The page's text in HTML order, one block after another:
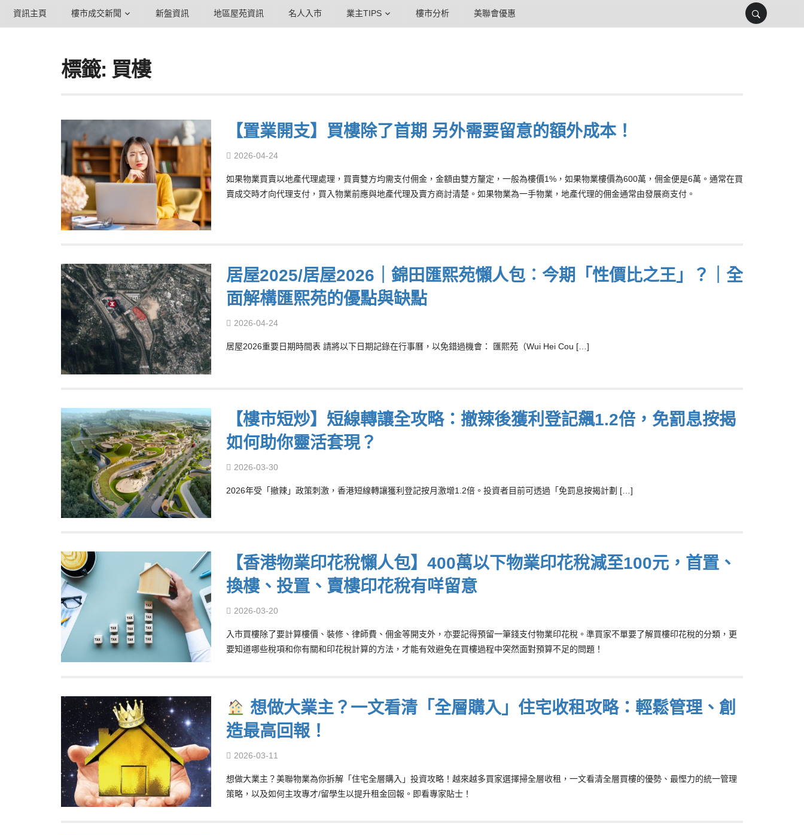
資訊主頁 樓市成交新聞 新盤資訊 地區屋苑資訊 名人入市 業主TIPS 樓市分析 美聯會優惠
標籤: 買樓
【置業開支】買樓除了首期 另外需要留意的額外成本！
2026-04-24
如果物業買賣以地產代理處理，買賣雙方均需支付佣金，金額由雙方釐定，一般為樓價1%，如果物業樓價為600萬，佣金便是6萬。通常在買
賣成交時才向代理支付，買入物業前應與地產代理及賣方商討清楚。如果物業為一手物業，地產代理的佣金通常由發展商支付。
居屋2025/居屋2026｜錦田匯熙苑懶人包︰今期「性價比之王」？｜全
面解構匯熙苑的優點與缺點
2026-04-24
居屋2026重要日期時間表 請將以下日期記錄在行事曆，以免錯過機會： 匯熙苑（Wui Hei Cou […]
【樓市短炒】短線轉讓全攻略：撤辣後獲利登記飆1.2倍，免罰息按揭
如何助你靈活套現？
2026-03-30
2026年受「撤辣」政策刺激，香港短線轉讓獲利登記按月激增1.2倍。投資者目前可透過「免罰息按揭計劃 […]
【香港物業印花稅懶人包】400萬以下物業印花稅減至100元，首置、
換樓、投置、賣樓印花稅有咩留意
2026-03-20
入市買樓除了要計算樓價、裝修、律師費、佣金等開支外，亦要記得預留一筆錢支付物業印花稅。準買家不單要了解買樓印花稅的分類，更
要知道哪些稅項和你有關和印花稅計算的方法，才能有效避免在買樓過程中突然面對預算不足的問題！
想做大業主？一文看清「全層購入」住宅收租攻略：輕鬆管理、創
造最高回報！
2026-03-11
想做大業主？美聯物業為你拆解「住宅全層購入」投資攻略！越來越多買家選擇掃全層收租，一文看清全層買樓的優勢、最慳力的統一管理
策略，以及如何主攻專才/留學生以提升租金回報。即看專家貼士！